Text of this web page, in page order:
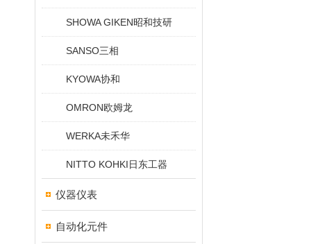
SHOWA GIKEN昭和技研
SANSO三相
KYOWA协和
OMRON欧姆龙
WERKA未禾华
NITTO KOHKI日东工器
仪器仪表
自动化元件